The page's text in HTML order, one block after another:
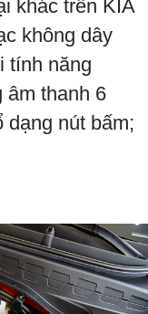
khác trên KIA
không dây
tính năng
âm thanh 6
nút bấm;